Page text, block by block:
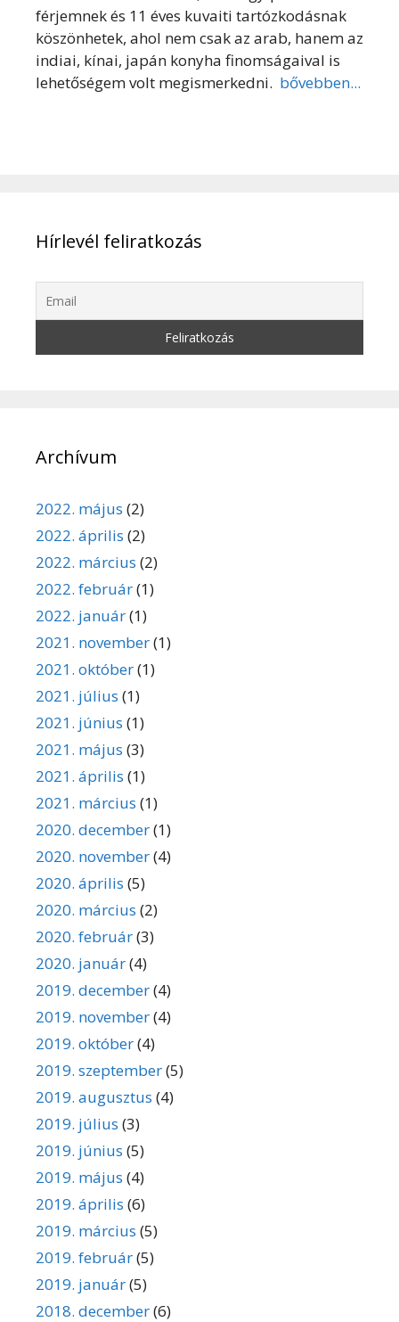
férjemnek és 11 éves kuvaiti tartózkodásnak
köszönhetek, ahol nem csak az arab, hanem az
indiai, kínai, japán konyha finomságaival is
lehetőségem volt megismerkedni. bővebben...
Hírlevél feliratkozás
Archívum
2022. május (2)
2022. április (2)
2022. március (2)
2022. február(1)
2022. január(1)
2021. november(1)
2021. október(1)
2021. július (1)
2021. június (1)
2021. május (3)
2021. április (1)
2021. március (1)
2020. december(1)
2020. november(4)
2020. április (5)
2020. március (2)
2020. február(3)
2020. január(4)
2019. december(4)
2019. november(4)
2019. október(4)
2019. szeptember(5)
2019. augusztus (4)
2019. július (3)
2019. június (5)
2019. május (4)
2019. április (6)
2019. március (5)
2019. február(5)
2019. január(5)
2018. december(6)